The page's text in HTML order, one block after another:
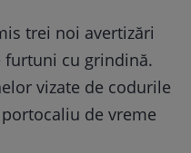
trei noi avertizări
furtuni cu grindină.
vizate de codurile
de vreme